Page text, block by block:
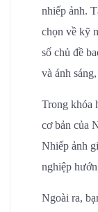
nhiếp ảnh.
chọn về kỹ
số chủ đề
và ánh
Trong khóa
cơ bản của
Nhiếp ảnh
nghiệp
Ngoài ra,